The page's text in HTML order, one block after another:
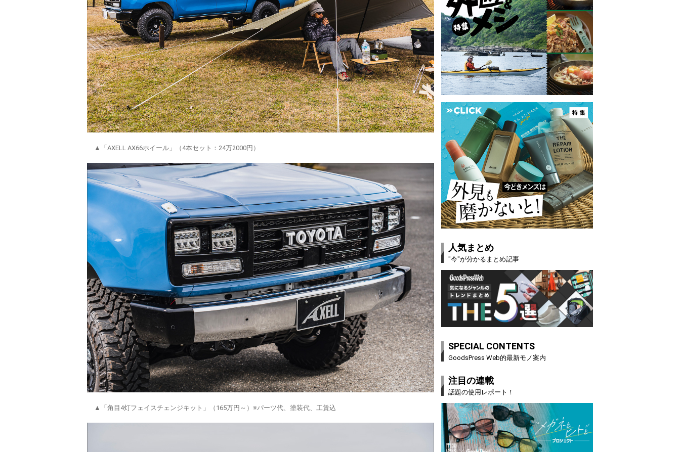
▲「AXELL AX66ホイール」（4本セット：24万2000円）
▲「角目4灯フェイスチェンジキット」（165万円～）※パーツ代、塗装代、工賃込
人気まとめ
"今"が分かるまとめ記事
SPECIAL CONTENTS
GoodsPress Web的最新モノ案内
注目の連載
話題の使用レポート！